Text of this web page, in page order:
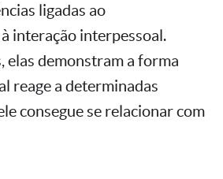
ligadas ao
interação interpessoal.
elas demonstram a forma
reage a determinadas
consegue se relacionar com